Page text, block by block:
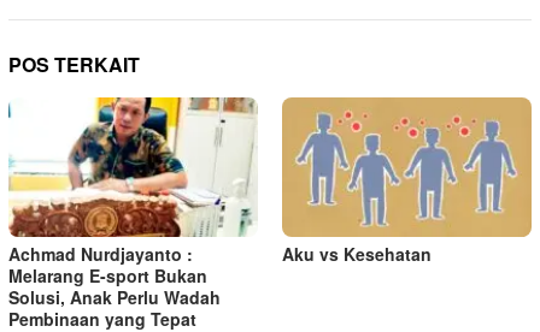
s
i
o
s
POS TERKAIT
Achmad Nurdjayanto :
Melarang E-sport Bukan
Solusi, Anak Perlu Wadah
Pembinaan yang Tepat
Aku vs Kesehatan